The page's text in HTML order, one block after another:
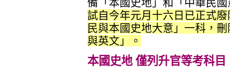
試自今年元月十六日已正式
民與本國史地大意」一科，
與英文」。
本國史地 僅列升官等考科目